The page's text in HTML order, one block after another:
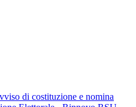
di costituzione e nomina